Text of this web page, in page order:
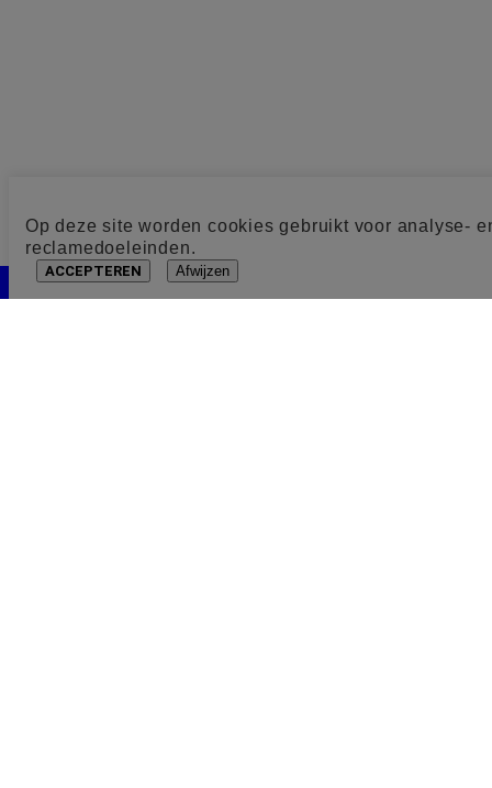
Op deze site worden cookies gebruikt voor analyse-
reclamedoeleinden.
ACCEPTEREN Afwijzen
Cookie toestemming